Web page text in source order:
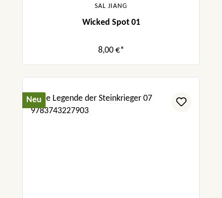
SAL JIANG
Wicked Spot 01
8,00 €*
Neu